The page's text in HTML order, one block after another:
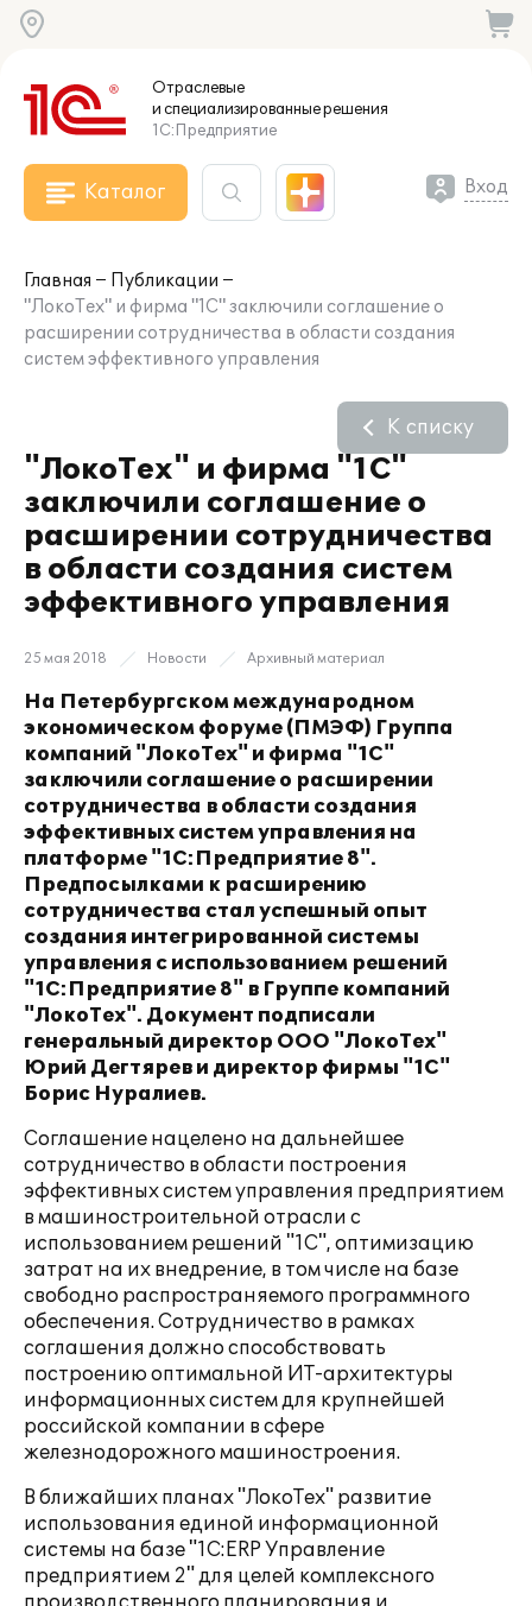
Отраслевые
и специализированныерешения
1С:Предприятие
Каталог Вход
Главная
Публикации
"ЛокоТех" и фирма "1С" заключили соглашение о
расширении сотрудничества в области создания
систем эффективного управления
"ЛокоТех" и фирма "1С"
заключили соглашение о
расширении сотрудничества
в области создания систем
эффективного управления
К списку
25 мая 2018 Новости Архивный материал
На Петербургском международном
экономическом форуме (ПМЭФ) Группа
компаний "ЛокоТех" и фирма "1С"
заключили соглашение о расширении
сотрудничества в области создания
эффективных систем управления на
платформе "1С:Предприятие 8".
Предпосылками к расширению
сотрудничества стал успешный опыт
создания интегрированной системы
управления с использованием решений
"1С:Предприятие 8" в Группе компаний
"ЛокоТех". Документ подписали
генеральный директор ООО "ЛокоТех"
Юрий Дегтярев и директор фирмы "1С"
Борис Нуралиев.
Соглашение нацелено на дальнейшее
сотрудничество в области построения
эффективных систем управления предприятием
в машиностроительной отрасли с
использованием решений "1С", оптимизацию
затрат на их внедрение, в том числе на базе
свободно распространяемого программного
обеспечения. Сотрудничество в рамках
соглашения должно способствовать
построению оптимальной ИТ-архитектуры
информационных систем для крупнейшей
российской компании в сфере
железнодорожного машиностроения.
В ближайших планах "ЛокоТех" развитие
использования единой информационной
системы на базе "1С:ERP Управление
предприятием 2" для целей комплексного